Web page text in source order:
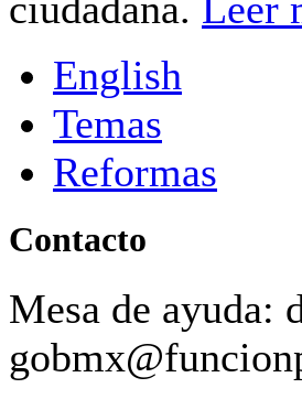
English
Temas
Reformas
Contacto
Mesa de ayuda: